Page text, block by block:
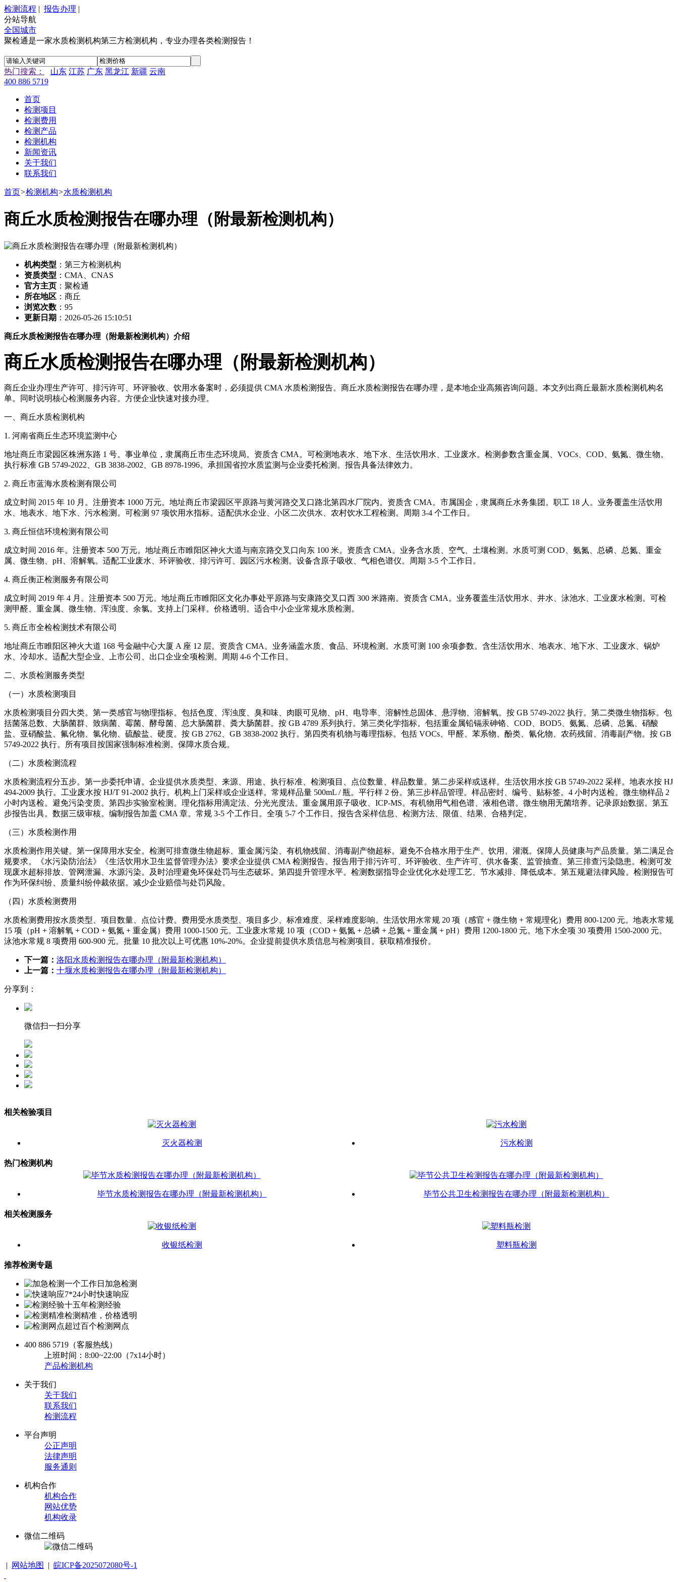
检测流程 | 报告办理 |
分站导航
全国城市
聚检通是一家水质检测机构第三方检测机构，专业办理各类检测报告！
热门搜索： 山东 江苏 广东 黑龙江 新疆 云南
400 886 5719
首页
检测项目
检测费用
检测产品
检测机构
新闻资讯
关于我们
联系我们
首页>检测机构>水质检测机构
商丘水质检测报告在哪办理（附最新检测机构）
机构类型 ：第三方检测机构
资质类型 ：CMA、CNAS
官方主页 ：聚检通
所在地区 ：商丘
浏览次数 ： 95
更新日期 ：2026-05-26 15:10:51
商丘水质检测报告在哪办理（附最新检测机构）介绍
商丘水质检测报告在哪办理（附最新检测机构）
商丘企业办理生产许可、排污许可、环评验收、饮用水备案时，必须提供 CMA 水质检测报告。商丘水质检测报告在哪办理，是本地企业高频咨询问题。本文列出商丘最新水质检测机构名
单。同时说明核心检测服务内容。方便企业快速对接办理。
一、商丘水质检测机构
1. 河南省商丘生态环境监测中心
地址商丘市梁园区株洲东路 1 号。事业单位，隶属商丘市生态环境局。资质含 CMA。可检测地表水、地下水、生活饮用水、工业废水。检测参数含重金属、VOCs、COD、氨氮、微生物。
执行标准 GB 5749-2022、GB 3838-2002、GB 8978-1996。承担国省控水质监测与企业委托检测。报告具备法律效力。
2. 商丘市蓝海水质检测有限公司
成立时间 2015 年 10 月。注册资本 1000 万元。地址商丘市梁园区平原路与黄河路交叉口路北第四水厂院内。资质含 CMA。市属国企，隶属商丘水务集团。职工 18 人。业务覆盖生活饮用
水、地表水、地下水、污水检测。可检测 97 项饮用水指标。适配供水企业、小区二次供水、农村饮水工程检测。周期 3-4 个工作日。
3. 商丘恒信环境检测有限公司
成立时间 2016 年。注册资本 500 万元。地址商丘市睢阳区神火大道与南京路交叉口向东 100 米。资质含 CMA。业务含水质、空气、土壤检测。水质可测 COD、氨氮、总磷、总氮、重金
属、微生物、pH、溶解氧。适配工业废水、环评验收、排污许可、园区污水检测。设备含原子吸收、气相色谱仪。周期 3-5 个工作日。
4. 商丘衡正检测服务有限公司
成立时间 2019 年 4 月。注册资本 500 万元。地址商丘市睢阳区文化办事处平原路与安康路交叉口西 300 米路南。资质含 CMA。业务覆盖生活饮用水、井水、泳池水、工业废水检测。可检
测甲醛、重金属、微生物、浑浊度、余氯。支持上门采样。价格透明。适合中小企业常规水质检测。
5. 商丘市全检检测技术有限公司
地址商丘市睢阳区神火大道 168 号金融中心大厦 A 座 12 层。资质含 CMA。业务涵盖水质、食品、环境检测。水质可测 100 余项参数。含生活饮用水、地表水、地下水、工业废水、锅炉
水、冷却水。适配大型企业、上市公司、出口企业全项检测。周期 4-6 个工作日。
二、水质检测服务类型
（一）水质检测项目
水质检测项目分四大类。第一类感官与物理指标。包括色度、浑浊度、臭和味、肉眼可见物、pH、电导率、溶解性总固体、悬浮物、溶解氧。按 GB 5749-2022 执行。第二类微生物指标。包
括菌落总数、大肠菌群、致病菌、霉菌、酵母菌、总大肠菌群、粪大肠菌群。按 GB 4789 系列执行。第三类化学指标。包括重金属铅镉汞砷铬、COD、BOD5、氨氮、总磷、总氮、硝酸
盐、亚硝酸盐、氟化物、氯化物、硫酸盐、硬度。按 GB 2762、GB 3838-2002 执行。第四类有机物与毒理指标。包括 VOCs、甲醛、苯系物、酚类、氰化物、农药残留、消毒副产物。按 GB
5749-2022 执行。所有项目按国家强制标准检测。保障水质合规。
（二）水质检测流程
水质检测流程分五步。第一步委托申请。企业提供水质类型、来源、用途、执行标准、检测项目、点位数量、样品数量。第二步采样或送样。生活饮用水按 GB 5749-2022 采样。地表水按 HJ
494-2009 执行。工业废水按 HJ/T 91-2002 执行。机构上门采样或企业送样。常规样品量 500mL / 瓶。平行样 2 份。第三步样品管理。样品密封、编号、贴标签。4 小时内送检。微生物样品 2
小时内送检。避免污染变质。第四步实验室检测。理化指标用滴定法、分光光度法。重金属用原子吸收、ICP-MS。有机物用气相色谱、液相色谱。微生物用无菌培养。记录原始数据。第五
步报告出具。数据三级审核。编制报告加盖 CMA 章。常规 3-5 个工作日。全项 5-7 个工作日。报告含采样信息、检测方法、限值、结果、合格判定。
（三）水质检测作用
水质检测作用关键。第一保障用水安全。检测可排查微生物超标、重金属污染、有机物残留、消毒副产物超标。避免不合格水用于生产、饮用、灌溉。保障人员健康与产品质量。第二满足合
规要求。《水污染防治法》《生活饮用水卫生监督管理办法》要求企业提供 CMA 检测报告。报告用于排污许可、环评验收、生产许可、供水备案、监管抽查。第三排查污染隐患。检测可发
现废水超标排放、管网泄漏、水源污染。及时治理避免环保处罚与生态破坏。第四提升管理水平。检测数据指导企业优化水处理工艺、节水减排、降低成本。第五规避法律风险。检测报告可
作为环保纠纷、质量纠纷仲裁依据。减少企业赔偿与处罚风险。
（四）水质检测费用
水质检测费用按水质类型、项目数量、点位计费。费用受水质类型、项目多少、标准难度、采样难度影响。生活饮用水常规 20 项（感官 + 微生物 + 常规理化）费用 800-1200 元。地表水常规
15 项（pH + 溶解氧 + COD + 氨氮 + 重金属）费用 1000-1500 元。工业废水常规 10 项（COD + 氨氮 + 总磷 + 总氮 + 重金属 + pH）费用 1200-1800 元。地下水全项 30 项费用 1500-2000 元。
泳池水常规 8 项费用 600-900 元。批量 10 批次以上可优惠 10%-20%。企业提前提供水质信息与检测项目。获取精准报价。
下一篇： 洛阳水质检测报告在哪办理（附最新检测机构）
上一篇： 十堰水质检测报告在哪办理（附最新检测机构）
分享到：
微信扫一扫分享
相关检验项目
灭火器检测 污水检测
热门检测机构
毕节水质检测报告在哪办理（附最新检测机构） 毕节公共卫生检测报告在哪办理（附最新检测机构）
相关检测服务
收银纸检测 塑料瓶检测
推荐检测专题
一个工作日加急检测
7*24小时快速响应
十五年检测经验
检测精准，价格透明
超过百个检测网点
400 886 5719 （客服热线）
上班时间：8:00~22:00（7x14小时）
产品检测机构
关于我们
关于我们
联系我们
检测流程
平台声明
公正声明
法律声明
服务通则
机构合作
机构合作
网站优势
机构收录
微信二维码
| 网站地图 | 皖ICP备2025072080号-1